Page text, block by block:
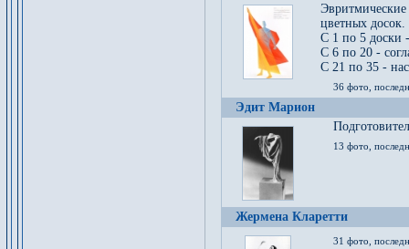
цветных досок.
С 1 по 5 доски
С 6 по 20 -
С 21 по 35 -
36 фото,
Эдит Марион
13 фото,
Жермена Кларетти
31 фото,